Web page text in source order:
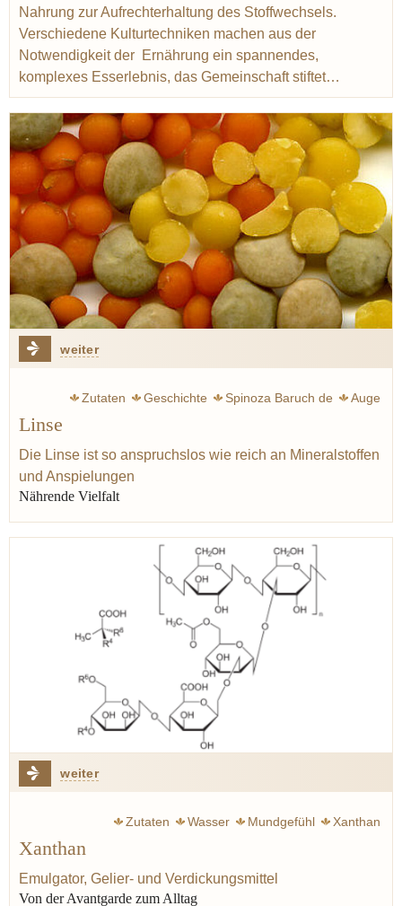
Nahrung zur Aufrechterhaltung des Stoffwechsels.
Verschiedene Kulturtechniken machen aus der
Notwendigkeit der Ernährung ein spannendes,
komplexes Esserlebnis, das Gemeinschaft stiftet…
weiter
Zutaten Geschichte Spinoza Baruch de
Auge
Antike
Bohnenkraut
Baruch de Spinoza Kichererbse
Linse
Die Linse ist so anspruchslos wie reich an Mineralstoffen
und Anspielungen
Nährende Vielfalt
weiter
Zutaten Wasser Mundgefühl Xanthan
Xanthan
Emulgator, Gelier- und Verdickungsmittel
Von der Avantgarde zum Alltag